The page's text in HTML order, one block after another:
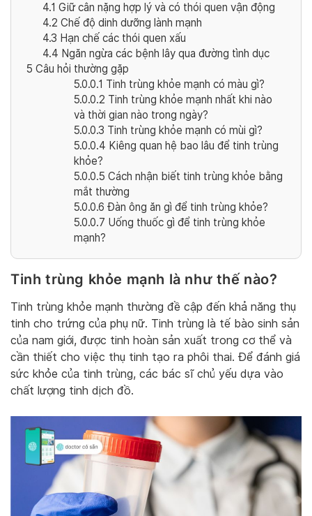
4.1 Giữ cân nặng hợp lý và có thói quen vận động
4.2 Chế độ dinh dưỡng lành mạnh
4.3 Hạn chế các thói quen xấu
4.4 Ngăn ngừa các bệnh lây qua đường tình dục
5 Câu hỏi thường gặp
5.0.0.1 Tinh trùng khỏe mạnh có màu gì?
5.0.0.2 Tinh trùng khỏe mạnh nhất khi nào
và thời gian nào trong ngày?
5.0.0.3 Tinh trùng khỏe mạnh có mùi gì?
5.0.0.4 Kiêng quan hệ bao lâu để tinh trùng
khỏe?
5.0.0.5 Cách nhận biết tinh trùng khỏe bằng
mắt thường
5.0.0.6 Đàn ông ăn gì để tinh trùng khỏe?
5.0.0.7 Uống thuốc gì để tinh trùng khỏe
mạnh?
Tinh trùng khỏe mạnh là như thế nào?
Tinh trùng khỏe mạnh thường đề cập đến khả năng thụ
tinh cho trứng của phụ nữ. Tinh trùng là tế bào sinh sản
của nam giới, được tinh hoàn sản xuất trong cơ thể và
cần thiết cho việc thụ tinh tạo ra phôi thai. Để đánh giá
sức khỏe của tinh trùng, các bác sĩ chủ yếu dựa vào
chất lượng tinh dịch đồ.